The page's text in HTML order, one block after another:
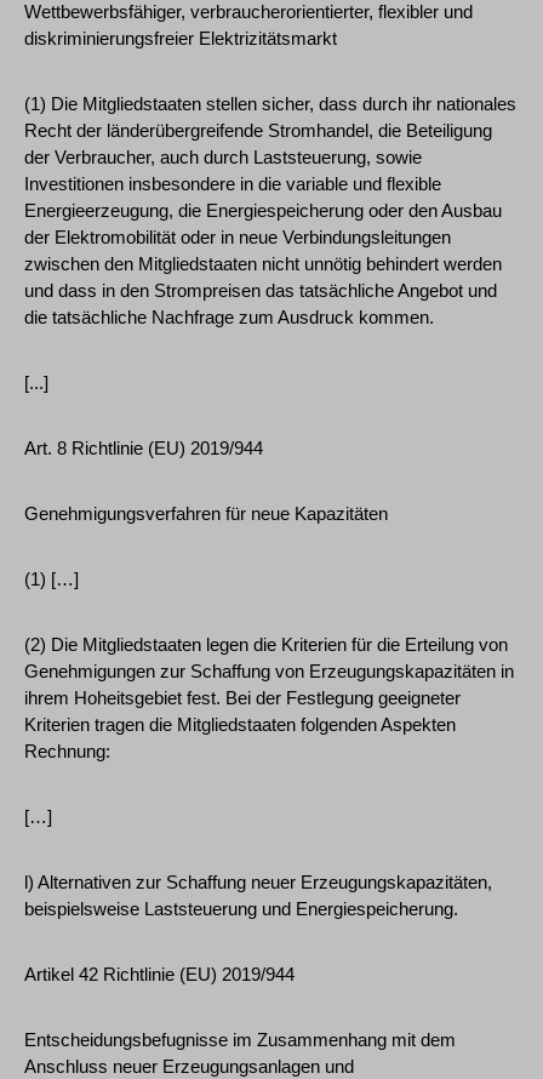
Wettbewerbsfähiger, verbraucherorientierter, flexibler und
diskriminierungsfreier Elektrizitätsmarkt
(1) Die Mitgliedstaaten stellen sicher, dass durch ihr nationales
Recht der länderübergreifende Stromhandel, die Beteiligung
der Verbraucher, auch durch Laststeuerung, sowie
Investitionen insbesondere in die variable und flexible
Energieerzeugung, die Energiespeicherung oder den Ausbau
der Elektromobilität oder in neue Verbindungsleitungen
zwischen den Mitgliedstaaten nicht unnötig behindert werden
und dass in den Strompreisen das tatsächliche Angebot und
die tatsächliche Nachfrage zum Ausdruck kommen.
[...]
Art. 8 Richtlinie (EU) 2019/944
Genehmigungsverfahren für neue Kapazitäten
(1) […]
(2) Die Mitgliedstaaten legen die Kriterien für die Erteilung von
Genehmigungen zur Schaffung von Erzeugungskapazitäten in
ihrem Hoheitsgebiet fest. Bei der Festlegung geeigneter
Kriterien tragen die Mitgliedstaaten folgenden Aspekten
Rechnung:
[…]
l) Alternativen zur Schaffung neuer Erzeugungskapazitäten,
beispielsweise Laststeuerung und Energiespeicherung.
Artikel 42 Richtlinie (EU) 2019/944
Entscheidungsbefugnisse im Zusammenhang mit dem
Anschluss neuer Erzeugungsanlagen und